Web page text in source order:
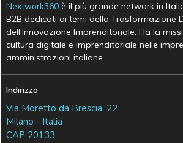
Nextwork360 è il più grande network in
B2B dedicati ai temi della Trasformazione
dell’Innovazione Imprenditoriale. Ha la
cultura digitale e imprenditoriale nelle
amministrazioni italiane.
Indirizzo
Via Moretto da Brescia, 22
Milano - Italia
CAP 20133